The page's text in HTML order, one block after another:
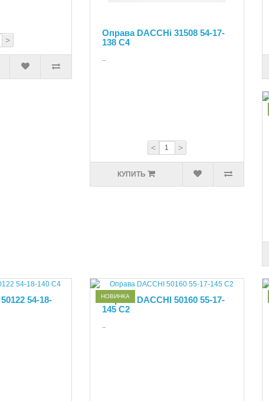
>
Оправа DACCHi 31508 54-17-
138 C4
..
< >
КУПИТЬ
54-18-
НОВИНКА
Оправа DACCHI 50160 55-17-
145 C2
..